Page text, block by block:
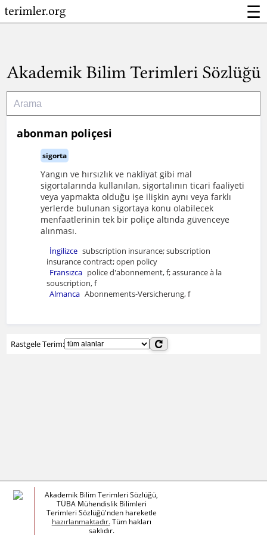
☰
abonman poliçesi
sigorta
Yangın ve hırsızlık ve nakliyat gibi mal
sigortalarında kullanılan, sigortalının ticari faaliyeti
veya yapmakta olduğu işe ilişkin aynı veya farklı
yerlerde bulunan sigortaya konu olabilecek
menfaatlerinin tek bir poliçe altında güvenceye
alınması.
İngilizce subscription insurance; subscription
insurance contract; open policy
Fransızca police d'abonnement, f; assurance à la
souscription, f
Almanca Abonnements-Versicherung, f
Rastgele Terim:
Akademik Bilim Terimleri Sözlüğü,
TÜBA Mühendislik Bilimleri
Terimleri Sözlüğü'nden hareketle
hazırlanmaktadır.Tüm hakları
saklıdır.